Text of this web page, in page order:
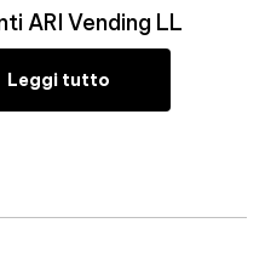
ARI Vending LL
Leggi tutto